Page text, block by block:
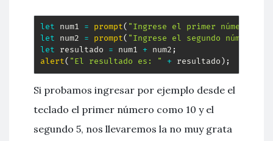
let num1 = prompt( "Ingrese el primer número"
let num2 = prompt( "Ingrese el segundo número"
let resultado = num1 + num2 ;
alert( "El resultado es: " + resultado ) ;
Si probamos ingresar por ejemplo desde el
teclado el primer número como 10 y el
segundo 5, nos llevaremos la no muy grata